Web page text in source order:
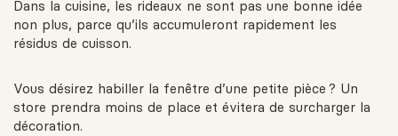
Dans la cuisine, les rideaux ne sont pas une bonne idée
non plus, parce qu’ils accumuleront rapidement les
résidus de cuisson.
Vous désirez habiller la fenêtre d’une petite pièce ? Un
store prendra moins de place et évitera de surcharger la
décoration.